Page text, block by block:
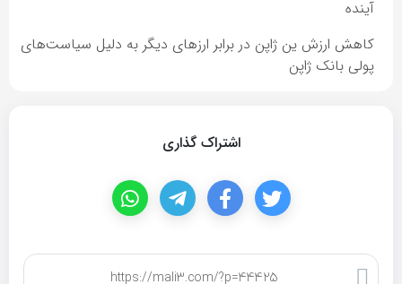
آینده
کاهش ارزش ین ژاپن در برابر ارزهای دیگر به دلیل سیاست‌های
پولی بانک ژاپن
اشتراک گذاری